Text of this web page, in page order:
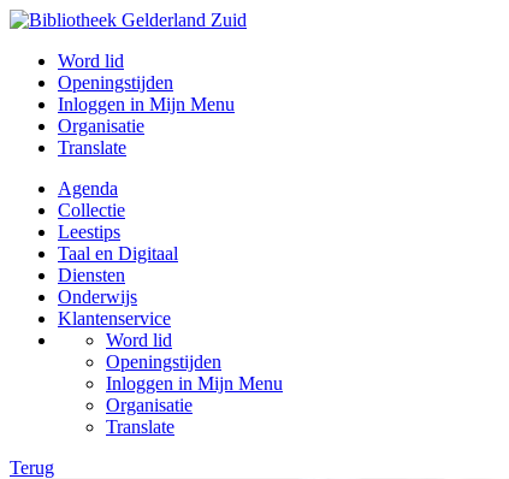
Word lid
Openingstijden
Inloggen in Mijn Menu
Organisatie
Translate
Agenda
Collectie
Leestips
Taal en Digitaal
Diensten
Onderwijs
Klantenservice
Word lid
Openingstijden
Inloggen in Mijn Menu
Organisatie
Translate
Terug